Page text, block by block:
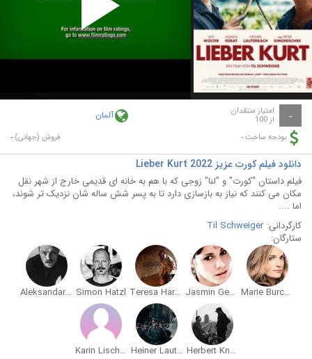
Play
Video
- امتیاز منتقدان
از 100 آلمان
بودجه ساخت:- فروش (جهانی):-
دانلود فیلم کورت عزیز Lieber Kurt 2022
فیلم داستان "کورت" و "لنا" زوجی که با هم به خانه ای قدیمی خارج از شهر نقل
مکان می کنند که نیاز به بازسازی دارد تا به پسر شش ساله شان نزدیک تر شوند،
اما ....
کارگردانی: Til Schweiger
ستارگان:
Marie Burchard
Jasmin Gerat
Teresa Harder
Simon Hatzl
Aleksandar Jovanovic
Herbert Knaup
Heiner Lauterbach
Karin Lischka